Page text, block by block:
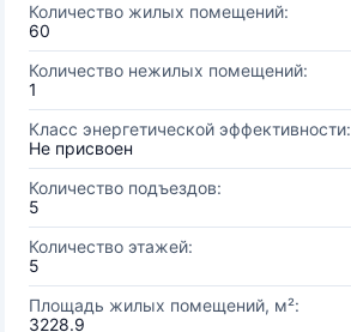
Количество жилых помещений:
60
Количество нежилых помещений:
1
Класс энергетической эффективности:
Не присвоен
Количество подъездов:
5
Количество этажей:
5
Площадь жилых помещений, м²:
3228.9